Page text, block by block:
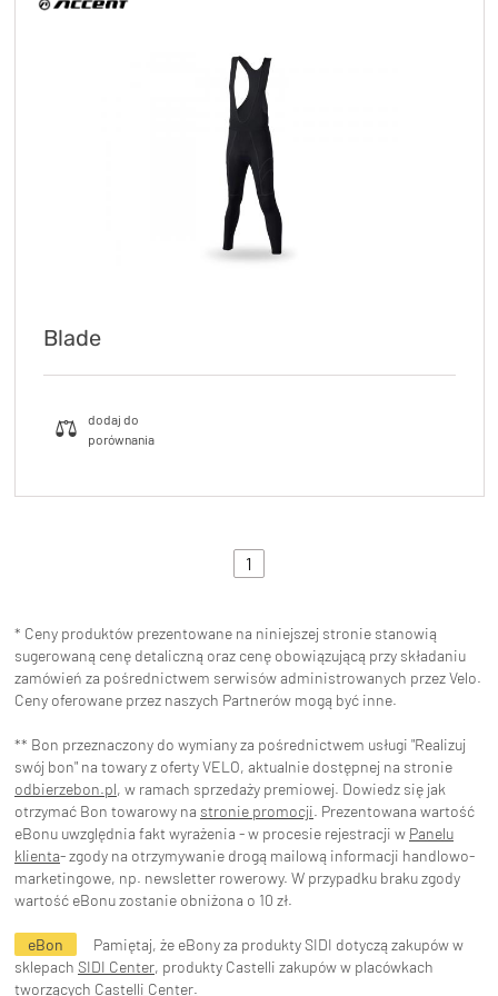
Blade
1
* Ceny produktów prezentowane na niniejszej stronie stanowią
sugerowaną cenę detaliczną oraz cenę obowiązującą przy składaniu
zamówień za pośrednictwem serwisów administrowanych przez Velo.
Ceny oferowane przez naszych Partnerów mogą być inne.
** Bon przeznaczony do wymiany za pośrednictwem usługi "Realizuj
swój bon" na towary z oferty VELO, aktualnie dostępnej na stronie
odbierzebon.pl, w ramach sprzedaży premiowej. Dowiedz się jak
otrzymać Bon towarowy na stronie promocji. Prezentowana wartość
eBonu uwzględnia fakt wyrażenia - w procesie rejestracji w Panelu
klienta- zgody na otrzymywanie drogą mailową informacji handlowo-
marketingowe, np. newsletter rowerowy. W przypadku braku zgody
wartość eBonu zostanie obniżona o 10 zł.
eBon
Pamiętaj, że eBony za produkty SIDI dotyczą zakupów w
sklepach SIDI Center, produkty Castelli zakupów w placówkach
tworzących Castelli Center.